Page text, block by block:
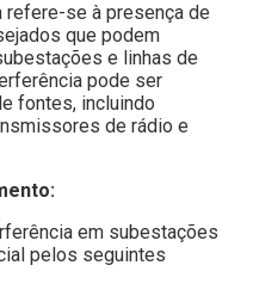
refere-se à presença de
que podem
e linhas de
pode ser
fontes, incluindo
de rádio e
em subestações
pelos seguintes